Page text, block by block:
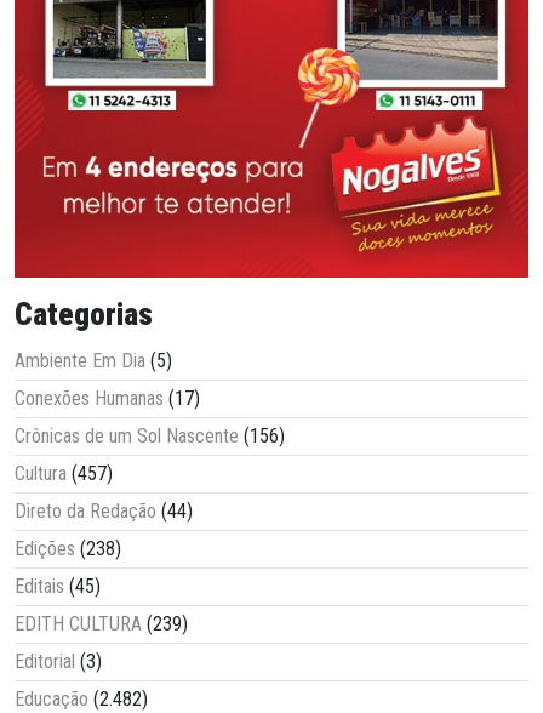
Categorias
Ambiente Em Dia (5)
Conexões Humanas (17)
Crônicas de um Sol Nascente (156)
Cultura (457)
Direto da Redação (44)
Edições (238)
Editais (45)
EDITH CULTURA (239)
Editorial (3)
Educação (2.482)